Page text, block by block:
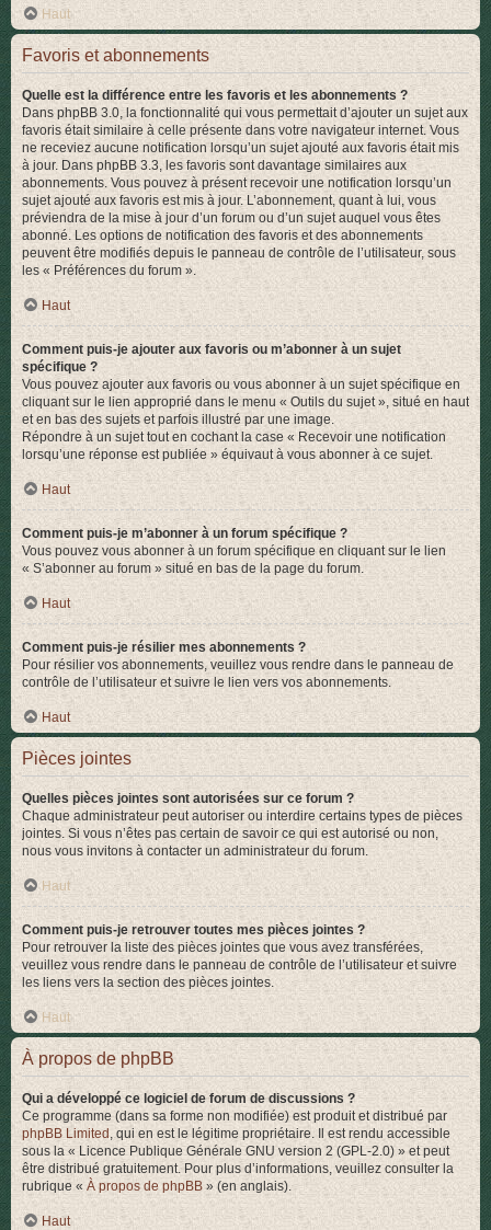
Haut
Favoris et abonnements
Quelle est la différence entre les favoris et les abonnements ?
Dans phpBB 3.0, la fonctionnalité qui vous permettait d’ajouter un sujet aux
favoris était similaire à celle présente dans votre navigateur internet. Vous
ne receviez aucune notification lorsqu’un sujet ajouté aux favoris était mis
à jour. Dans phpBB 3.3, les favoris sont davantage similaires aux
abonnements. Vous pouvez à présent recevoir une notification lorsqu’un
sujet ajouté aux favoris est mis à jour. L’abonnement, quant à lui, vous
préviendra de la mise à jour d’un forum ou d’un sujet auquel vous êtes
abonné. Les options de notification des favoris et des abonnements
peuvent être modifiés depuis le panneau de contrôle de l’utilisateur, sous
les « Préférences du forum ».
Haut
Comment puis-je ajouter aux favoris ou m’abonner à un sujet
spécifique ?
Vous pouvez ajouter aux favoris ou vous abonner à un sujet spécifique en
cliquant sur le lien approprié dans le menu « Outils du sujet », situé en haut
et en bas des sujets et parfois illustré par une image.
Répondre à un sujet tout en cochant la case « Recevoir une notification
lorsqu’une réponse est publiée » équivaut à vous abonner à ce sujet.
Haut
Comment puis-je m’abonner à un forum spécifique ?
Vous pouvez vous abonner à un forum spécifique en cliquant sur le lien
« S’abonner au forum » situé en bas de la page du forum.
Haut
Comment puis-je résilier mes abonnements ?
Pour résilier vos abonnements, veuillez vous rendre dans le panneau de
contrôle de l’utilisateur et suivre le lien vers vos abonnements.
Haut
Pièces jointes
Quelles pièces jointes sont autorisées sur ce forum ?
Chaque administrateur peut autoriser ou interdire certains types de pièces
jointes. Si vous n’êtes pas certain de savoir ce qui est autorisé ou non,
nous vous invitons à contacter un administrateur du forum.
Haut
Comment puis-je retrouver toutes mes pièces jointes ?
Pour retrouver la liste des pièces jointes que vous avez transférées,
veuillez vous rendre dans le panneau de contrôle de l’utilisateur et suivre
les liens vers la section des pièces jointes.
Haut
À propos de phpBB
Qui a développé ce logiciel de forum de discussions ?
Ce programme (dans sa forme non modifiée) est produit et distribué par
phpBB Limited , qui en est le légitime propriétaire. Il est rendu accessible
sous la « Licence Publique Générale GNU version 2 (GPL-2.0) » et peut
être distribué gratuitement. Pour plus d’informations, veuillez consulter la
rubrique « À propos de phpBB » (en anglais).
Haut